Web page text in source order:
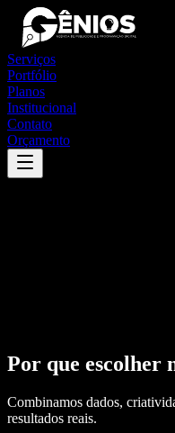
Serviços
Portfólio
Planos
Institucional
Contato
Orçamento
Por que escolher
Combinamos dados,
resultados reais.